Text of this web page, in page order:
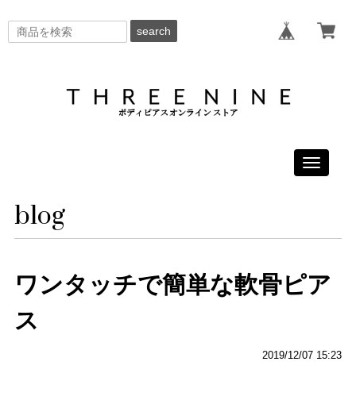
search
Toggle
blog
ワンタッチで簡単な軟骨ピア
ス
2019/12/07 15:23